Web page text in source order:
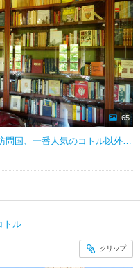
65
モンテネグロ自体が珍しい訪問国、一番人気のコトル以外にこのブドヴァまで見られたのは収穫でした。添乗員ツアーでしたが2024年版では旅程カットされてるみたいです。城壁のすぐ外側は海で、小さなドブロブニクのようでした。浜辺にも
トル
クリップ